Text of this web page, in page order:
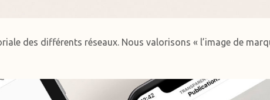
des différents réseaux. Nous valorisons « l’image de